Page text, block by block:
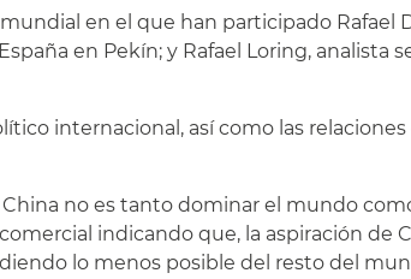
en el que han participado Rafael
en Pekín; y Rafael Loring, analista
internacional, así como las
no es tanto dominar el mundo
indicando que, la aspiración de
lo menos posible del resto del